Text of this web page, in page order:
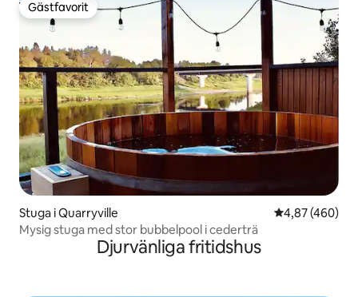
Gästfavorit
Gästfavorit
Stuga i Quarryville 4,87 av 5 i
4,87 (460)
Mysig stuga med stor bubbelpool i cederträ
Djurvänliga fritidshus